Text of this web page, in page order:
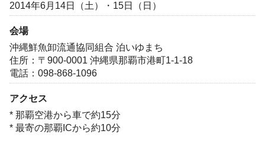
2014年6月14日（土）・15日（日）
会場
沖縄鮮魚卸流通協同組合 泊いゆまち
住所：〒900-0001 沖縄県那覇市港町1-1-18
電話：098-868-1096
アクセス
* 那覇空港から車で約15分
* 最寄の那覇ICから約10分